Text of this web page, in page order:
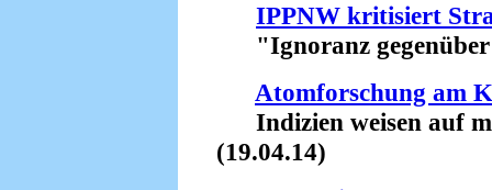
IPPNW kritisiert
"Ignoranz gegenüber
Atomforschung am
Indizien weisen auf
(19.04.14)